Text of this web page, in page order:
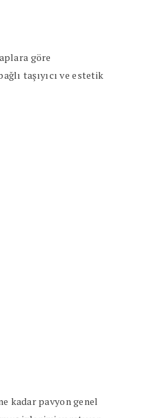
göre
taşıyıcı ve estetik
kadar pavyon genel